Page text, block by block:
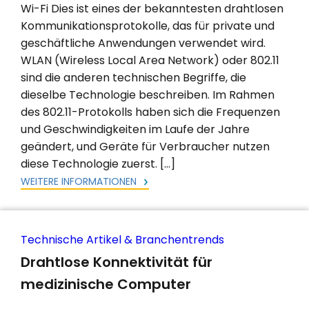
Wi-Fi Dies ist eines der bekanntesten drahtlosen
Kommunikationsprotokolle, das für private und
geschäftliche Anwendungen verwendet wird.
WLAN (Wireless Local Area Network) oder 802.11
sind die anderen technischen Begriffe, die
dieselbe Technologie beschreiben. Im Rahmen
des 802.11-Protokolls haben sich die Frequenzen
und Geschwindigkeiten im Laufe der Jahre
geändert, und Geräte für Verbraucher nutzen
diese Technologie zuerst. […]
WEITERE INFORMATIONEN
Technische Artikel & Branchentrends
Drahtlose Konnektivität für
medizinische Computer